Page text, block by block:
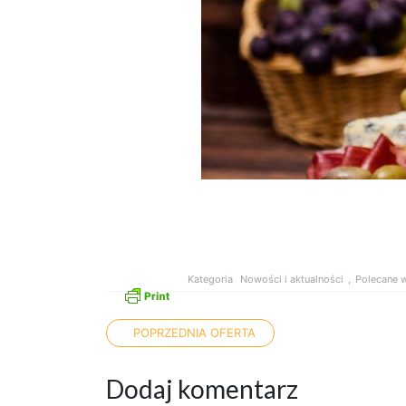
Kategoria Nowości i aktualności , Polecane
Nawigacja po artykułach
POPRZEDNIA OFERTA
Dodaj komentarz